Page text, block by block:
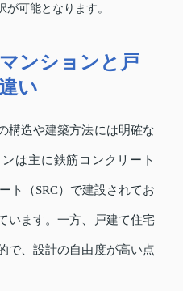
可能となります。
ンションと戸
い
構造や建築方法には明確な
は主に鉄筋コンクリート
ト（SRC）で建設されてお
います。一方、戸建て住宅
で、設計の自由度が高い点